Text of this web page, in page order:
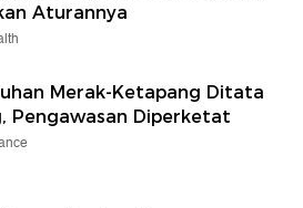
Aturannya
Merak-Ketapang Ditata
Pengawasan Diperketat